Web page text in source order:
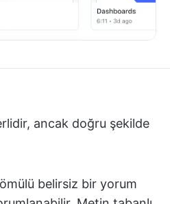
ancak doğru şekilde
belirsiz bir yorum